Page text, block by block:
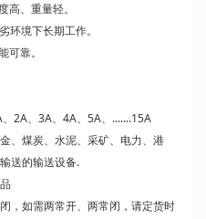
高、重量轻。
环境下长期工作。
靠。
2A、3A、4A、5A、.......15A
、煤炭、水泥、采矿、电力、港
送的输送设备.
，如需两常开、两常闭，请定货时